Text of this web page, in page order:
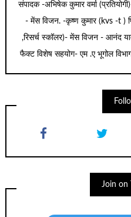
संपादक -अभिषेक कुमार वर्मा
- मेंस विजन. -कृष्ण कुमार (kvs -t )
,रिसर्च स्कॉलर)- मेंस विजन - आनंद
फैक्ट विशेष सहयोग- एम .ए भूगोल
Join on